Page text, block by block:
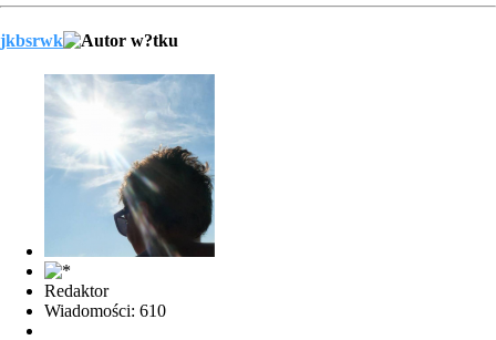
jkbsrwk
Redaktor
Wiadomości: 610